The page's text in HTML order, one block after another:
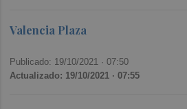
Valencia Plaza
Publicado: 19/10/2021 ·07:50
Actualizado: 19/10/2021 · 07:55